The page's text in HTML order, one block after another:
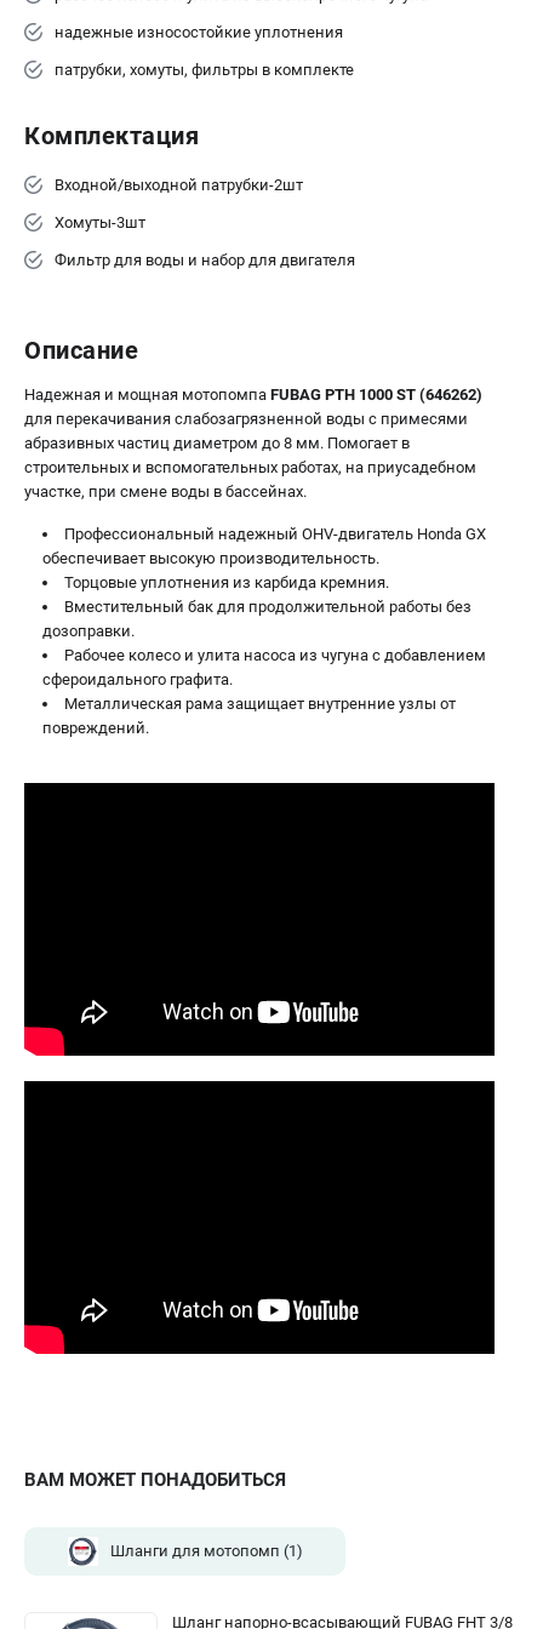
ВАМ МОЖЕТ ПОНАДОБИТЬСЯ
Шланги для мотопомп (1)
Шланг напорно-всасывающий FUBAG FHT 3/8
надежные износостойкие уплотнения
патрубки, хомуты, фильтры в комплекте
Комплектация
Входной/выходной патрубки-2шт
Хомуты-3шт
Фильтр для воды и набор для двигателя
Описание
Надежная и мощная мотопомпа FUBAG PTH 1000 ST (646262)
для перекачивания слабозагрязненной воды с примесями
абразивных частиц диаметром до 8 мм. Помогает в
строительных и вспомогательных работах, на приусадебном
участке, при смене воды в бассейнах.
Профессиональный надежный OHV-двигатель Honda GX
обеспечивает высокую производительность.
Торцовые уплотнения из карбида кремния.
Вместительный бак для продолжительной работы без
дозоправки.
Рабочее колесо и улита насоса из чугуна с добавлением
сфероидального графита.
Металлическая рама защищает внутренние узлы от
повреждений.